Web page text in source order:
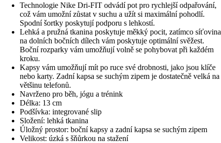
Technologie Nike Dri-FIT odvádí pot pro rychlejší odpařování,
což vám umožní zůstat v suchu a užít si maximální pohodlí.
Spodní šortky poskytují podporu s lehkostí.
Lehká a pružná tkanina poskytuje měkký pocit, zatímco síťovina
na dolních bočních dílech vám poskytuje optimální svěžest.
Boční rozparky vám umožňují volně se pohybovat při každém
kroku.
Kapsy vám umožňují mít po ruce své drobnosti, jako jsou klíče
nebo karty. Zadní kapsa se suchým zipem je dostatečně velká na
většinu telefonů.
Navrženo pro běh, jógu a trénink
Délka: 13 cm
Podšívka: integrované slip
Složení: lehká tkanina
Úložný prostor: boční kapsy a zadní kapsa se suchým zipem
Velikost: úzká s šňůrkou na stažení